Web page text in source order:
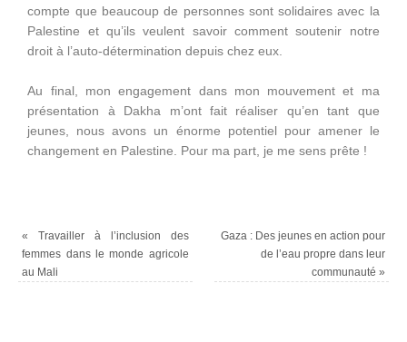
compte que beaucoup de personnes sont solidaires avec la
Palestine et qu’ils veulent savoir comment soutenir notre
droit à l’auto-détermination depuis chez eux.
Au final, mon engagement dans mon mouvement et ma
présentation à Dakha m’ont fait réaliser qu’en tant que
jeunes, nous avons un énorme potentiel pour amener le
changement en Palestine. Pour ma part, je me sens prête !
« Travailler à l’inclusion des
femmes dans le monde agricole
au Mali
Gaza : Des jeunes en action pour
de l’eau propre dans leur
communauté »